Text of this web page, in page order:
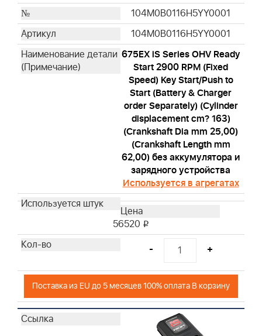
104M0B0116H5YY0001
104M0B0116H5YY0001
675EX iS Series OHV Ready
Start 2900 RPM (Fixed
Speed) Key Start/Push to
Start (Battery & Charger
order Separately) (Cylinder
displacement cm? 163)
(Crankshaft Dia mm 25,00)
(Crankshaft Length mm
62,00) без аккумулятора и
зарядного устройства
Используется в агрегатах
56520 i
- +
Поставка из EU до 5 месяцев 100% оплата В корзину